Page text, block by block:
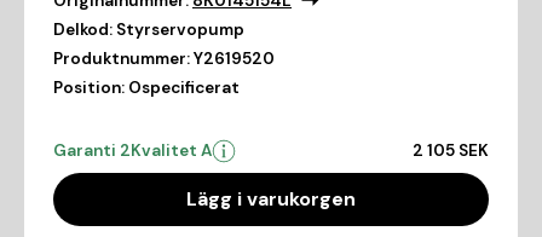
Delkod: Styrservopump
Produktnummer:Y2619520
Position: Ospecificerat
Garanti 2Kvalitet A 2 105 SEK
Lägg i varukorgen